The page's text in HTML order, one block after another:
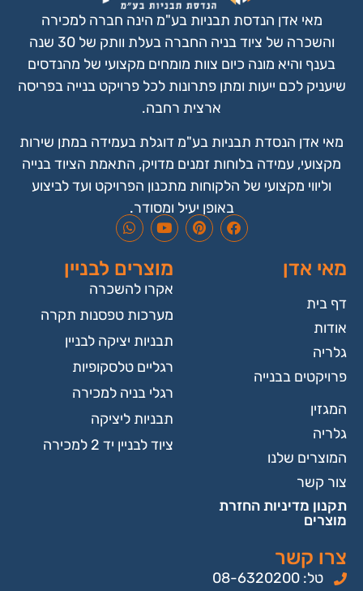
מאי אדן
דף בית
אודות
גלריה
פרויקטים בבנייה
המגזין
גלריה
המוצרים שלנו
צור קשר
תקנון מדיניות החזרת
מוצרים
מוצרים לבניין
אקרו להשכרה
מערכות טפסנות תקרה
תבניות יציקה לבניין
רגליים טלסקופיות
רגלי בניה למכירה
תבניות ליציקה
ציוד לבניין יד 2 למכירה
צרו קשר
טל: 08-6320200
מאי אדן הנדסת תבניות בע"מ הינה חברה למכירה
והשכרה של ציוד בניה החברה בעלת וותק של 30 שנה
בענף והיא מונה כיום צוות מומחים מקצועי של מהנדסים
שיעניק לכם ייעות ומתן פתרונותלכל פרויקט בנייה בפריסה
ארצית רחבה.
מאי אדן הנסדת תבניות בע"מ דוגלת בעמידה במתן שירות
מקצועי, עמידה בלוחות זמנים מדויק, התאמת הציוד בנייה
וליווי מקצועי של הלקוחות מתכנון הפרויקט ועד לביצוע
באופן יעיל ומסודר.